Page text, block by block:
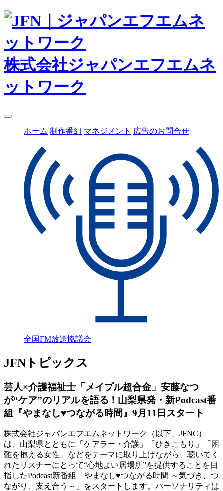
株式会社ジャパンエフエムネ
ットワーク
ホーム 制作番組 マネジメント 広告のお問合せ
全国FM放送協議会
JFNトピックス
芸人×介護福祉士「メイプル超合金」安藤なつ
が“ケア”のリアルを語る！山梨県発・新Podcast番
組『やまなし♥つながる時間』9月11日スタート
株式会社ジャパンエフエムネットワーク（以下、JFNC）
は、山梨県とともに「ケアラー・介護」「ひきこもり」「困
難を抱える女性」などをテーマに取り上げながら、聴いてく
れたリスナーにとって“心地よい居場所”を提供することを目
指したPodcast新番組「やまなし♥つながる時間 ～気づき、つ
ながり、支え合う～」をスタートします。パーソナリティは